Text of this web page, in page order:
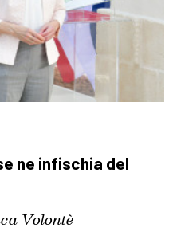
ne infischia del
Volontè